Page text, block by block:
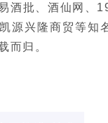
酒批、酒仙网、
源兴隆商贸等知
而归。